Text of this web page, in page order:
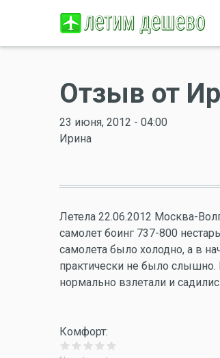
Отзыв от
23 июня, 2012 - 04:00
Ирина
Летела 22.06.2012 Москва-
самолет боинг 737-800
самолета было холодно, а в
практически не было слышно.
нормально взлетали и
Комфорт: